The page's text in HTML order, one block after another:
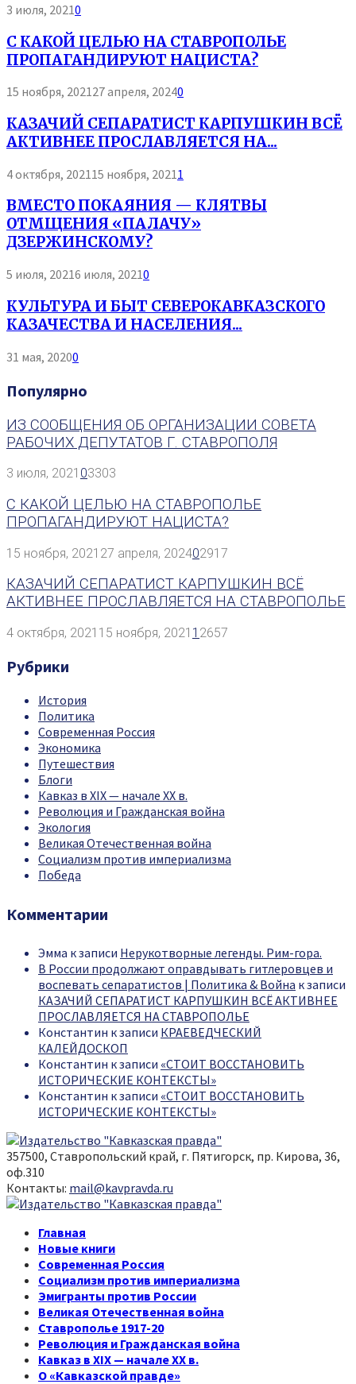
3 июля, 20210
С КАКОЙ ЦЕЛЬЮ НА СТАВРОПОЛЬЕ
ПРОПАГАНДИРУЮТ НАЦИСТА?
15 ноября, 202127 апреля, 20240
КАЗАЧИЙ СЕПАРАТИСТ КАРПУШКИН ВСЁ
АКТИВНЕЕ ПРОСЛАВЛЯЕТСЯ НА...
4 октября, 2021 15 ноября, 2021 1
ВМЕСТО ПОКАЯНИЯ — КЛЯТВЫ
ОТМЩЕНИЯ «ПАЛАЧУ»
ДЗЕРЖИНСКОМУ?
5 июля, 20216 июля, 20210
КУЛЬТУРА И БЫТ СЕВЕРОКАВКАЗСКОГО
КАЗАЧЕСТВА И НАСЕЛЕНИЯ...
31 мая, 20200
Популярно
ИЗ СООБЩЕНИЯ ОБ ОРГАНИЗАЦИИ СОВЕТА
РАБОЧИХ ДЕПУТАТОВ Г. СТАВРОПОЛЯ
3 июля, 2021 03303
С КАКОЙ ЦЕЛЬЮ НА СТАВРОПОЛЬЕ
ПРОПАГАНДИРУЮТ НАЦИСТА?
15 ноября, 2021 27 апреля, 202402917
КАЗАЧИЙ СЕПАРАТИСТ КАРПУШКИН ВСЁ
АКТИВНЕЕ ПРОСЛАВЛЯЕТСЯ НА СТАВРОПОЛЬЕ
4 октября, 2021 15 ноября, 2021 1 2657
Рубрики
История
Политика
Современная Россия
Экономика
Путешествия
Блоги
Кавказ в XIX — начале XX в.
Революция и Гражданская война
Экология
Великая Отечественная война
Социализм против империализма
Победа
Комментарии
Эмма к записи Нерукотворные легенды. Рим-гора.
В России продолжают оправдывать гитлеровцев и
воспевать сепаратистов | Политика & Война к записи
КАЗАЧИЙ СЕПАРАТИСТ КАРПУШКИН ВСЁ АКТИВНЕЕ
ПРОСЛАВЛЯЕТСЯ НА СТАВРОПОЛЬЕ
Константин к записи КРАЕВЕДЧЕСКИЙ
КАЛЕЙДОСКОП
Константин к записи «СТОИТ ВОССТАНОВИТЬ
ИСТОРИЧЕСКИЕ КОНТЕКСТЫ»
Константин к записи «СТОИТ ВОССТАНОВИТЬ
ИСТОРИЧЕСКИЕ КОНТЕКСТЫ»
357500, Ставропольский край, г. Пятигорск, пр. Кирова, 36,
оф.310
Контакты: mail@kavpravda.ru
Youtube
Vk
Telegram
Главная
Новые книги
Современная Россия
Социализм против империализма
Эмигранты против России
Великая Отечественная война
Ставрополье 1917-20
Революция и Гражданская война
Кавказ в XIX — начале XX в.
О «Кавказской правде»